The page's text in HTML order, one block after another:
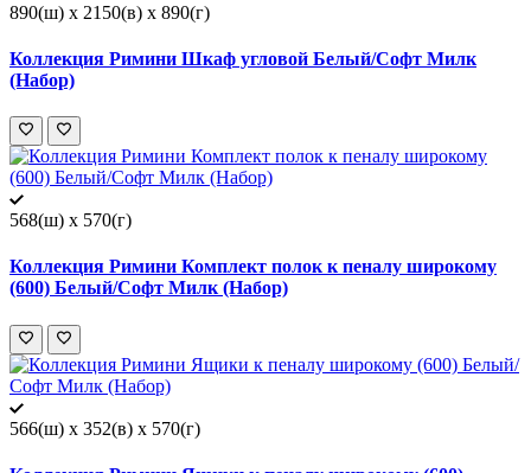
890(ш) x 2150(в) x 890(г)
Коллекция Римини Шкаф угловой Белый/Софт Милк
(Набор)
568(ш) x 570(г)
Коллекция Римини Комплект полок к пеналу широкому
(600) Белый/Софт Милк (Набор)
566(ш) x 352(в) x 570(г)